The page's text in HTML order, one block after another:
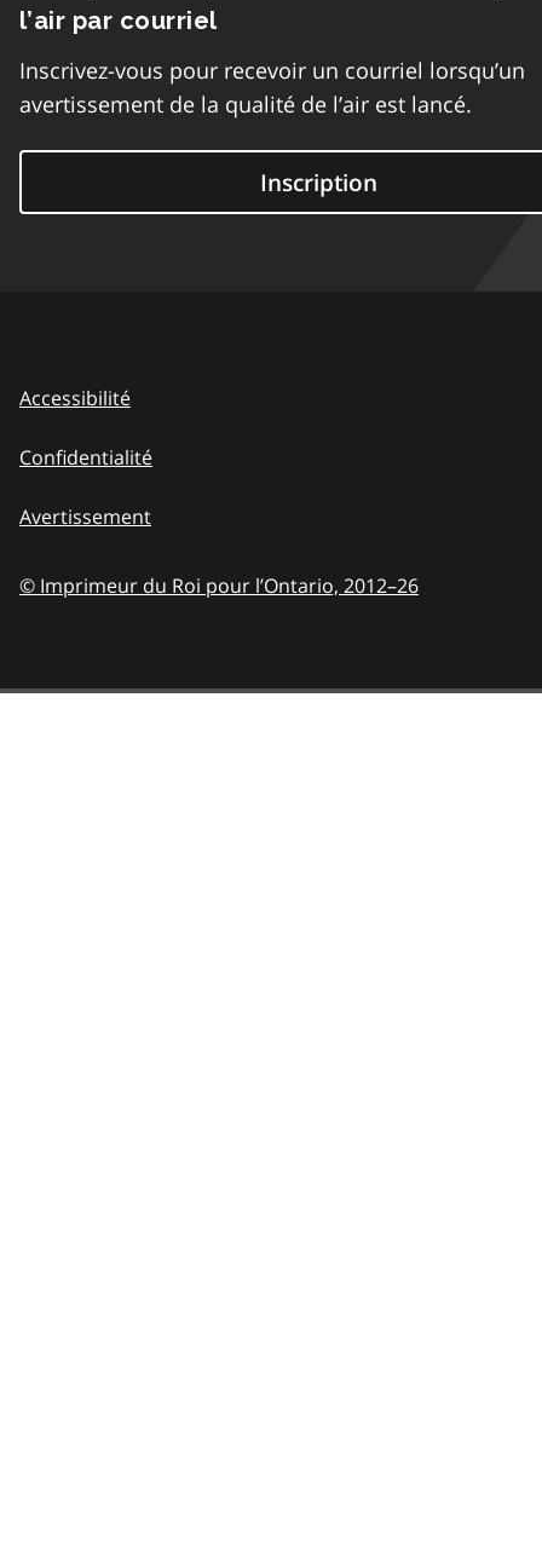
l’air par courriel
Inscrivez-vous pour recevoir un courriel lorsqu’un
avertissement de la qualité de l’air est lancé.
Inscription
Accessibilité
Confidentialité
Avertissement
© Imprimeur du Roi pour l’Ontario, 2012–26